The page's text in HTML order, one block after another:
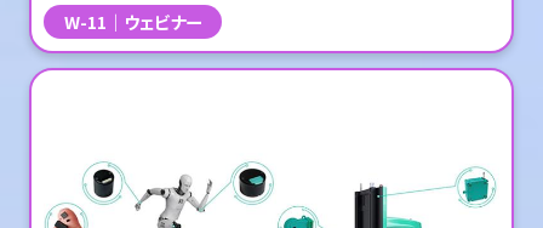
W-11 ウェビナー